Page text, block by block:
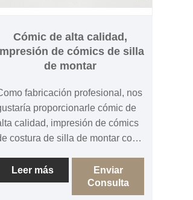
Cómic de alta calidad,
de cómics de silla
de montar
fabricación profesional, nos
proporcionarle cómic de
calidad, impresión de cómics
costura de silla de montar con
contigo.
Leer más
Enviar
Consulta